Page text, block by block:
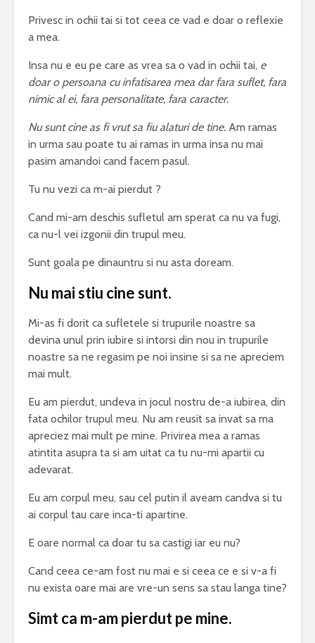
Privesc in ochii tai si tot ceea ce vad e doar o reflexie
a mea.
Insa nu e eu pe care as vrea sa o vad in ochii tai, e
doar o persoana cu infatisarea mea dar fara suflet, fara
nimic al ei, fara personalitate, fara caracter.
Nu sunt cine as fi vrut sa fiu alaturi de tine. Am ramas
in urma sau poate tu ai ramas in urma insa nu mai
pasim amandoi cand facem pasul.
Tu nu vezi ca m-ai pierdut ?
Cand mi-am deschis sufletul am sperat ca nu va fugi,
ca nu-l vei izgonii din trupul meu.
Sunt goala pe dinauntru si nu asta doream.
Nu mai stiu cine sunt.
Mi-as fi dorit ca sufletele si trupurile noastre sa
devina unul prin iubire si intorsi din nou in trupurile
noastre sa ne regasim pe noi insine si sa ne apreciem
mai mult.
Eu am pierdut, undeva in jocul nostru de-a iubirea, din
fata ochilor trupul meu. Nu am reusit sa invat sa ma
apreciez mai mult pe mine. Privirea mea a ramas
atintita asupra ta si am uitat ca tu nu-mi apartii cu
adevarat.
Eu am corpul meu, sau cel putin il aveam candva si tu
ai corpul tau care inca-ti apartine.
E oare normal ca doar tu sa castigi iar eu nu?
Cand ceea ce-am fost nu mai e si ceea ce e si v-a fi
nu exista oare mai are vre-un sens sa stau langa tine?
Simt ca m-am pierdut pe mine.